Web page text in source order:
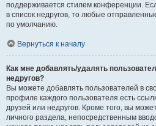
поддерживается стилем конференции.
в список недругов, то любые
по умолчанию.
Вернуться к началу
Как мне добавлять/удалять
недругов?
Вы можете добавлять пользователей в
профиле каждого пользователя есть
друзей или недругов. Кроме того, вы
личного раздела, непосредственным